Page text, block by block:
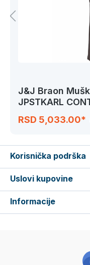
J&J Braon
JPSTKARL
RSD 5,033.00*
Korisnička podrška
Uslovi kupovine
Informacije